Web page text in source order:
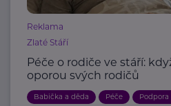
Reklama
Zlaté Stáří
Péče o rodiče ve stáří:
oporou svých rodičů
Babička a děda Péče